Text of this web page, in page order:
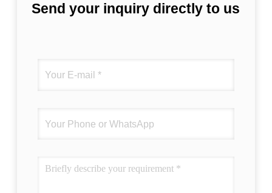
Send your inquiry directly to us